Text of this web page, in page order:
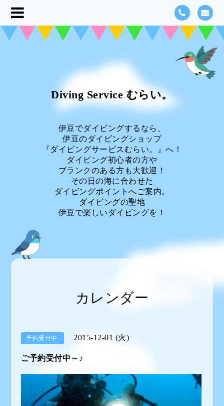
Diving Service むらい。
伊豆でダイビングするなら、
伊豆のダイビングショップ
『ダイビングサービスむらい。』へ！
ダイビング初心者の方や
ブランクのある方も大歓迎！
その日の海に合わせた
ダイビングポイントへご案内。
ダイビングの聖地
伊豆で楽しいダイビングを！
カレンダー
予約受付中 2015-12-01 (火)
ご予約受付中～♪